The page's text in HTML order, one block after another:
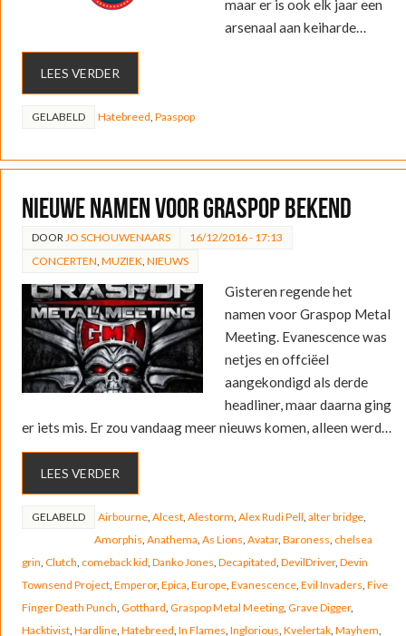
maar er is ook elk jaar een
arsenaal aan keiharde…
LEES VERDER
GELABELD Hatebreed Paaspop
Nieuwe namen voor Graspop bekend
DOOR JO SCHOUWENAARS
16/12/2016 - 17:13
CONCERTEN MUZIEK NIEUWS
Gisteren regende het
namen voor Graspop Metal
Meeting. Evanescence was
netjes en offciëel
aangekondigd als derde
headliner, maar daarna ging
er iets mis. Er zou vandaag meer nieuws komen, alleen werd…
LEES VERDER
GELABELD Airbourne, Alcest, Alestorm Alex Rudi Pell alter bridge,
Amorphis Anathema As Lions Avatar, Baroness chelsea
grin Clutch comeback kid Danko Jones Decapitated DevilDriver, Devin
Townsend Project, Emperor, Epica Europe, Evanescence, Evil Invaders Five
Finger Death Punch Gotthard Graspop Metal Meeting, Grave Digger,
Hacktivist, Hardline, Hatebreed In Flames Inglorious Kvelertak, Mayhem